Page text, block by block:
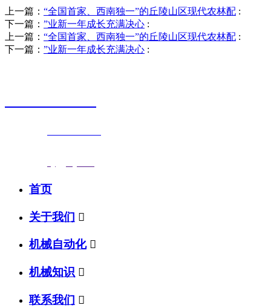
上一篇： “全国首家、西南独一”的丘陵山区现代农林配 :
下一篇： ”业新一年成长充满决心 :
上一篇： “全国首家、西南独一”的丘陵山区现代农林配 :
下一篇： ”业新一年成长充满决心 :
首页
关于我们 
机械自动化 
机械知识 
联系我们 